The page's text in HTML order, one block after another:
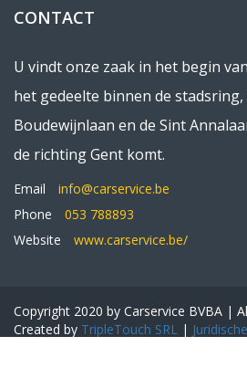
CONTACT
U vindt onze zaak in het begin
het gedeelte binnen de stadsring,
Boudewijnlaan en de Sint
de richting Gent komt.
Email
info@carservice.be
Phone
053 788893
Website
www.carservice.be/
Copyright 2020 by Carservice BVBA |
Created by TripleTouch SRL |